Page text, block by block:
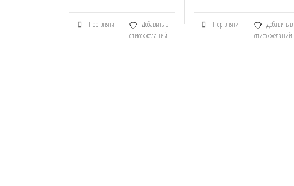
Порівняти
Добавить в
список желаний
Порівняти
Добавить в
список желаний